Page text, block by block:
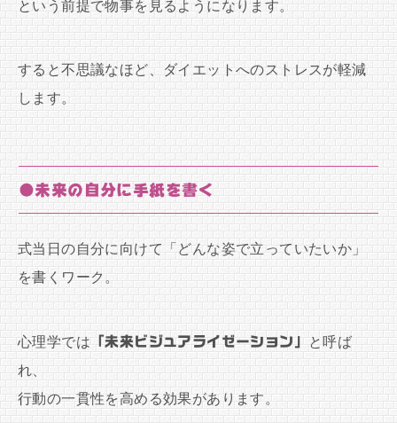
という前提で物事を見るようになります。
すると不思議なほど、ダイエットへのストレスが軽減
します。
●未来の自分に手紙を書く
式当日の自分に向けて「どんな姿で立っていたいか」
を書くワーク。
心理学では 「未来ビジュアライゼーション」
と呼ば
れ、
行動の一貫性を高める効果があります。